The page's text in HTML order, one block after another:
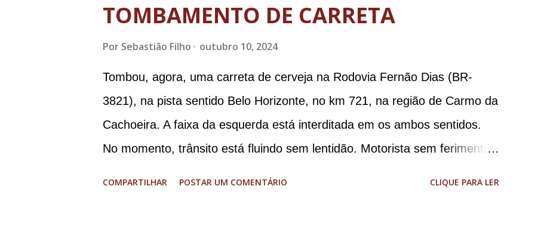
TOMBAMENTO DE CARRETA
Por Sebastião Filho outubro 10, 2024
Tombou, agora, uma carreta de cerveja na Rodovia Fernão Dias (BR-
3821), na pista sentido Belo Horizonte, no km 721, na região de Carmo da
Cachoeira. A faixa da esquerda está interditada em os ambos sentidos.
No momento, trânsito está fluindo sem lentidão. Motorista sem ferimentos
COMPARTILHAR POSTAR UM COMENTÁRIO CLIQUE PARA LER